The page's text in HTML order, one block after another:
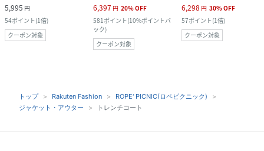
5,995 円
54ポイント(1倍)
クーポン対象
6,397 円 20%OFF
581 ポイント(10%ポイントバ
ック)
クーポン対象
6,298 円 30%OFF
57ポイント(1倍)
クーポン対象
トップ Rakuten Fashion
ROPE' PICNIC(ロペピクニック)
ジャケット・アウター
トレンチコート